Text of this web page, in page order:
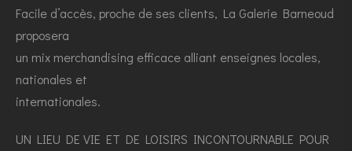
Facile d’accès, proche de ses clients, La Galerie Barneoud
proposera
un mix merchandising efficace alliant enseignes locales,
nationales et
internationales.
UN LIEU DE VIE ET DE LOISIRS INCONTOURNABLE POUR